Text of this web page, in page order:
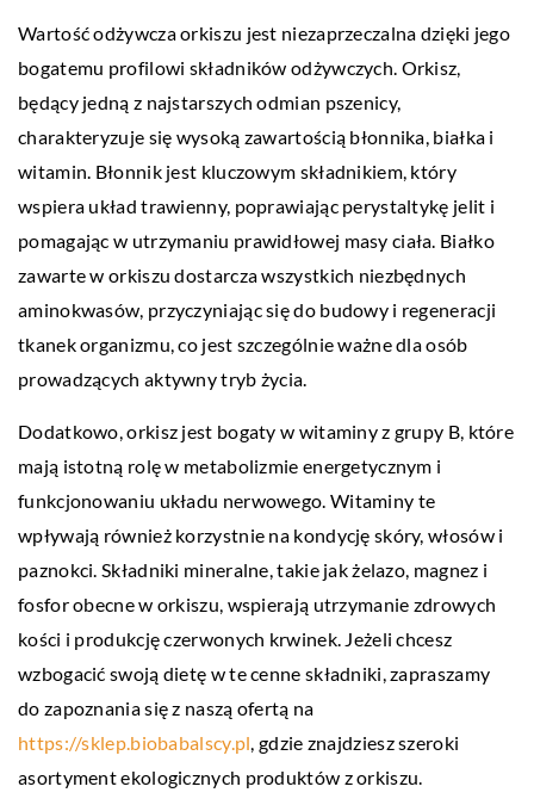
Wartość odżywcza orkiszu jest niezaprzeczalna dzięki jego
bogatemu profilowi składników odżywczych. Orkisz,
będący jedną z najstarszych odmian pszenicy,
charakteryzuje się wysoką zawartością błonnika, białka i
witamin. Błonnik jest kluczowym składnikiem, który
wspiera układ trawienny, poprawiając perystaltykę jelit i
pomagając w utrzymaniu prawidłowej masy ciała. Białko
zawarte w orkiszu dostarcza wszystkich niezbędnych
aminokwasów, przyczyniając się do budowy i regeneracji
tkanek organizmu, co jest szczególnie ważne dla osób
prowadzących aktywny tryb życia.
Dodatkowo, orkisz jest bogaty w witaminy z grupy B, które
mają istotną rolę w metabolizmie energetycznym i
funkcjonowaniu układu nerwowego. Witaminy te
wpływają również korzystnie na kondycję skóry, włosów i
paznokci. Składniki mineralne, takie jak żelazo, magnez i
fosfor obecne w orkiszu, wspierają utrzymanie zdrowych
kości i produkcję czerwonych krwinek. Jeżeli chcesz
wzbogacić swoją dietę w te cenne składniki, zapraszamy
do zapoznania się z naszą ofertą na
https://sklep.biobabalscy.pl , gdzie znajdziesz szeroki
asortyment ekologicznych produktów z orkiszu.